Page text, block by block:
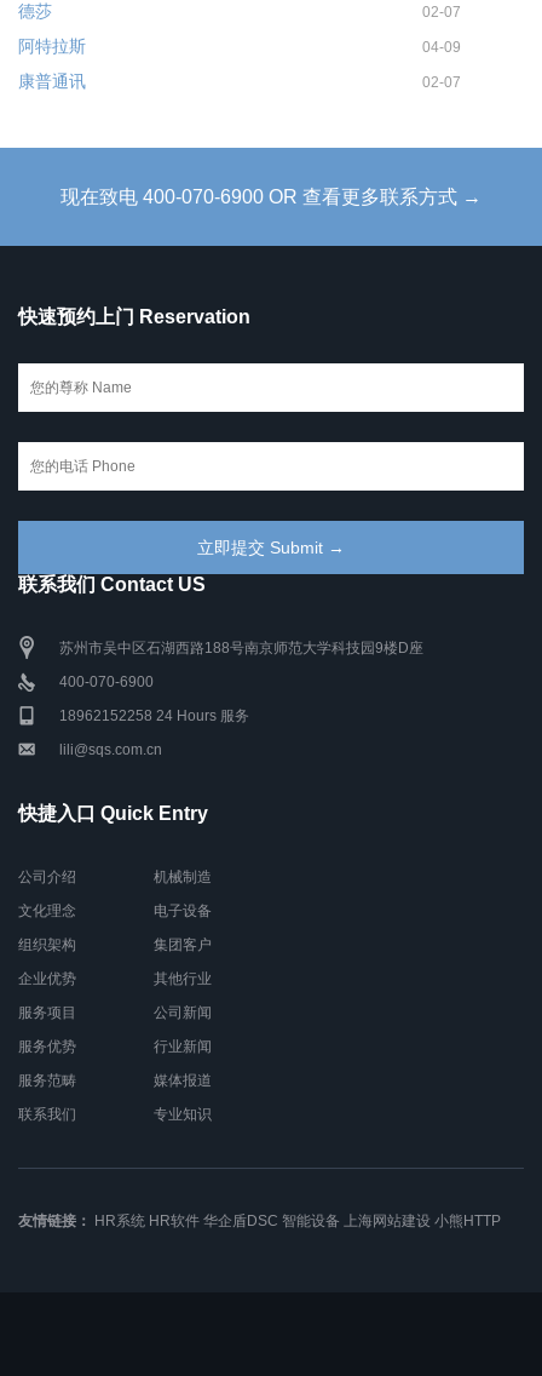
德莎 02-07
阿特拉斯 04-09
康普通讯 02-07
现在致电 400-070-6900 OR 查看更多联系方式 →
快速预约上门 Reservation
联系我们 Contact US
苏州市吴中区石湖西路188号南京师范大学科技园9楼D座
400-070-6900
18962152258 24 Hours 服务
lili@sqs.com.cn
快捷入口 Quick Entry
公司介绍
文化理念
组织架构
企业优势
服务项目
服务优势
服务范畴
联系我们
机械制造
电子设备
集团客户
其他行业
公司新闻
行业新闻
媒体报道
专业知识
友情链接： HR系统 HR软件 华企盾DSC 智能设备 上海网站建设 小熊HTTP